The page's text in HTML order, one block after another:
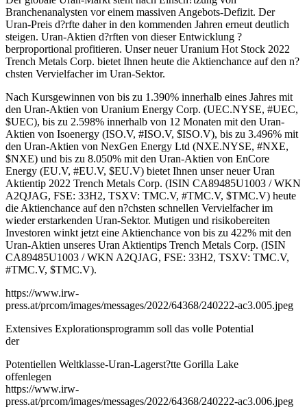
Branchenanalysten vor einem massiven Angebots-Defizit. Der
Uran-Preis d?rfte daher in den kommenden Jahren erneut deutlich
steigen. Uran-Aktien d?rften von dieser Entwicklung ?
berproportional profitieren. Unser neuer Uranium Hot Stock 2022
Trench Metals Corp. bietet Ihnen heute die Aktienchance auf den n?
chsten Vervielfacher im Uran-Sektor.
Nach Kursgewinnen von bis zu 1.390% innerhalb eines Jahres mit
den Uran-Aktien von Uranium Energy Corp. (UEC.NYSE, #UEC,
$UEC), bis zu 2.598% innerhalb von 12 Monaten mit den Uran-
Aktien von Isoenergy (ISO.V, #ISO.V, $ISO.V), bis zu 3.496% mit
den Uran-Aktien von NexGen Energy Ltd (NXE.NYSE, #NXE,
$NXE) und bis zu 8.050% mit den Uran-Aktien von EnCore
Energy (EU.V, #EU.V, $EU.V) bietet Ihnen unser neuer Uran
Aktientip 2022 Trench Metals Corp. (ISIN CA89485U1003 / WKN
A2QJAG, FSE: 33H2, TSXV: TMC.V, #TMC.V, $TMC.V) heute
die Aktienchance auf den n?chsten schnellen Vervielfacher im
wieder erstarkenden Uran-Sektor. Mutigen und risikobereiten
Investoren winkt jetzt eine Aktienchance von bis zu 422% mit den
Uran-Aktien unseres Uran Aktientips Trench Metals Corp. (ISIN
CA89485U1003 / WKN A2QJAG, FSE: 33H2, TSXV: TMC.V,
#TMC.V, $TMC.V).
https://www.irw-
press.at/prcom/images/messages/2022/64368/240222-ac3.005.jpeg
Extensives Explorationsprogramm soll das volle Potential
der
Potentiellen Weltklasse-Uran-Lagerst?tte Gorilla Lake
offenlegen
https://www.irw-
press.at/prcom/images/messages/2022/64368/240222-ac3.006.jpeg